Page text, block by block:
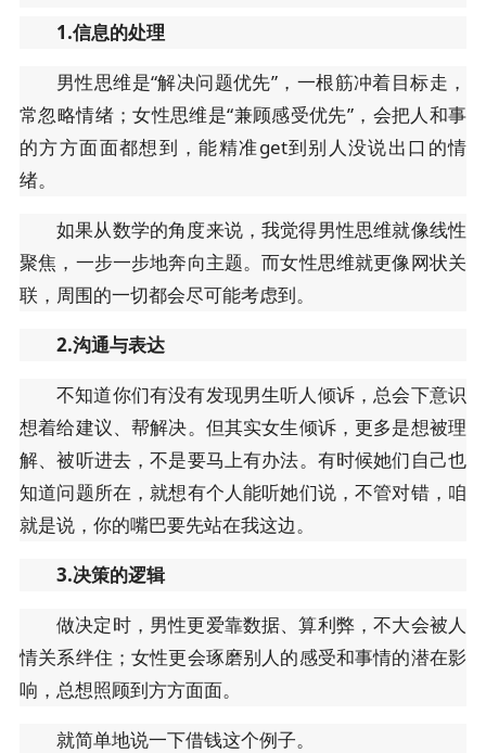
1.信息的处理
男性思维是“解决问题优先”，一根筋冲着目标走，
常忽略情绪；女性思维是“兼顾感受优先”，会把人和事
的方方面面都想到，能精准get到别人没说出口的情
绪。
如果从数学的角度来说，我觉得男性思维就像线性
聚焦，一步一步地奔向主题。而女性思维就更像网状关
联，周围的一切都会尽可能考虑到。
2.沟通与表达
不知道你们有没有发现男生听人倾诉，总会下意识
想着给建议、帮解决。但其实女生倾诉，更多是想被理
解、被听进去，不是要马上有办法。有时候她们自己也
知道问题所在，就想有个人能听她们说，不管对错，咱
就是说，你的嘴巴要先站在我这边。
3.决策的逻辑
做决定时，男性更爱靠数据、算利弊，不大会被人
情关系绊住；女性更会琢磨别人的感受和事情的潜在影
响，总想照顾到方方面面。
就简单地说一下借钱这个例子。